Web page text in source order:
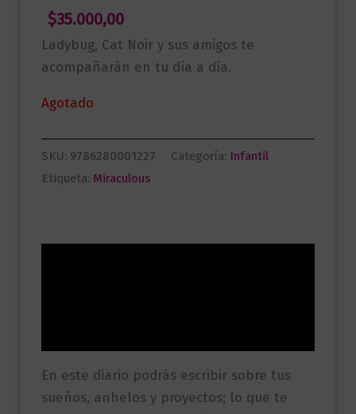
$35.000,00
Ladybug, Cat Noir y sus amigos te
acompañarán en tu día a día.
Agotado
SKU: 9786280001227 Categoría: Infantil
Etiqueta: Miraculous
En este diario podrás escribir sobre tus
sueños, anhelos y proyectos; lo que te